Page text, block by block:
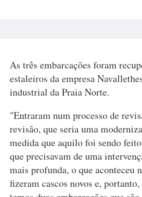
As três embarcações foram
estaleiros da empresa
industrial da Praia Norte.
"Entraram num processo de
revisão, que seria uma
medida que aquilo foi sendo
que precisavam de uma
mais profunda, o que aconteceu
fizeram cascos novos e,